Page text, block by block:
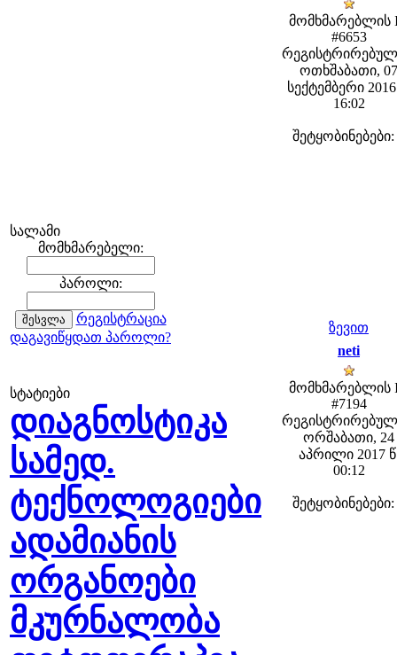
სალამი
მომხმარებელი:
პაროლი:
რეგისტრაცია
დაგავიწყდათ პაროლი?
სტატიები
დიაგნოსტიკა
სამედ.
ტექნოლოგიები
ადამიანის
ორგანოები
მკურნალობა
მომხმარებლის
#6653
ოთხშაბათი, 07
სექტემბერი
16:02
შეტყობინებები:
ზევით
neti
მომხმარებლის
#7194
ორშაბათი, 24
აპრილი 2017
00:12
შეტყობინებები: